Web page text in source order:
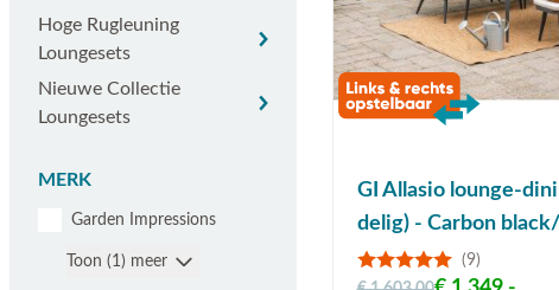
GI Allasio lounge-
delig) - Carbon
(9)
Hoge rugleuning loungesets
Hoge Rugleuning
Loungesets
Nieuwe collectie Loungesets
Nieuwe Collectie
Loungesets
MERK
Garden Impressions
Toon (1) meer